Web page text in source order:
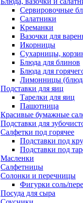
Сервировочные
Салатники
Креманки
Вазочки для
Икорницы
Сухарницы,
Блюда для блинов
Блюда для
Лимонницы
Подставки для яиц
Тарелки для яиц
Пашотница
Красивые бумажные
Подставки для
Салфетки под горячее
Подставки под
Подставки под
Масленки
Салфетницы
Солонки и перечницы
Фигурки соль/
Посуда для сыра